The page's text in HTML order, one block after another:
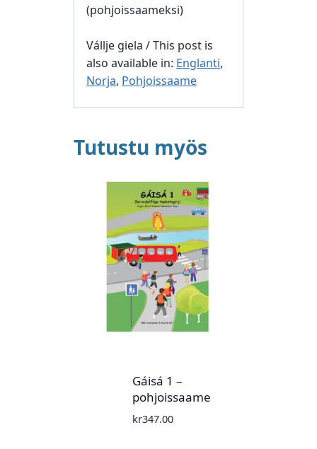
(pohjoissaameksi)
Vállje giela / This post is
also available in: Englanti,
Norja, Pohjoissaame
Tutustu myös
Gáisá 1 –
pohjoissaame
kr347.00